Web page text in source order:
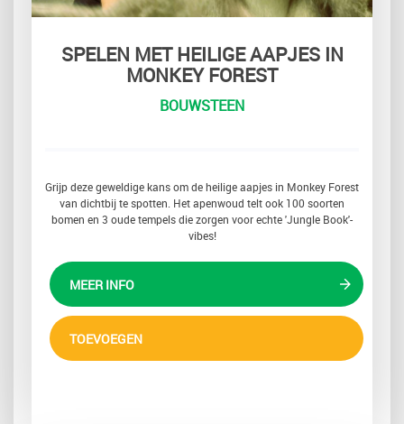
SPELEN MET HEILIGE AAPJES IN
MONKEY FOREST
BOUWSTEEN
Grijp deze geweldige kans om de heilige aapjes in Monkey Forest
van dichtbij te spotten. Het apenwoud telt ook 100 soorten
bomen en 3 oude tempels die zorgen voor echte 'Jungle Book'-
vibes!
MEER INFO
TOEVOEGEN